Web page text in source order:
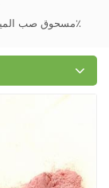
مسحوق صب الميلامين النقي 100٪